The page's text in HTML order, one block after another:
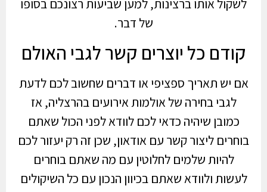
לשקול אותו ברצינות, למען שביעות רצונכם בסופו
של דבר.
קודם כל יוצרים קשר לגבי האולם
אם יש תאריך ספציפי או דברים שחשוב לכם לדעת
לגבי בחירה של אולמות אירועים בהרצליה, אז
כמובן שיהיה כדאי לכם לוודא לפני הכול שאתם
בוחרים ליצור קשר עם אודאון, שכן זה רק יעזור לכם
להיות שלמים לחלוטין עם מה שאתם בוחרים
לעשות ולוודא שאתם בכיוון הנכון עם כל השיקולים